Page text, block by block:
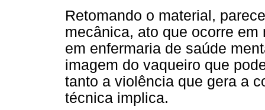
Retomando o material,
mecânica, ato que ocorre
em enfermaria de saúde
imagem do vaqueiro que
tanto a violência que gera a
técnica implica.